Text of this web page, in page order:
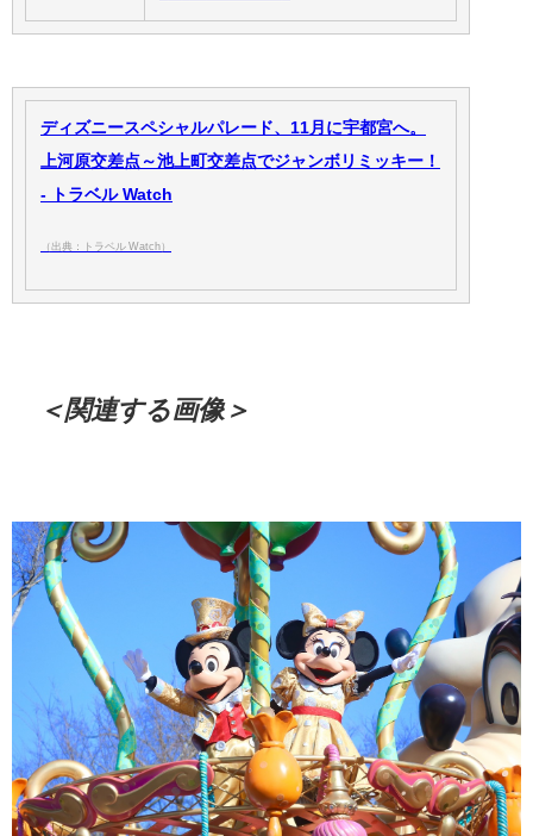
ディズニースペシャルパレード、11月に宇都宮へ。
上河原交差点～池上町交差点でジャンボリミッキー！
- トラベル Watch
（出典：トラベル Watch）
＜関連する画像＞